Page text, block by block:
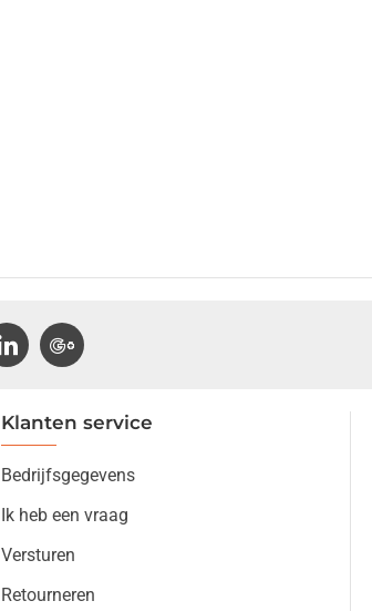
Klanten service
Bedrijfsgegevens
Ik heb een vraag
Versturen
Retourneren